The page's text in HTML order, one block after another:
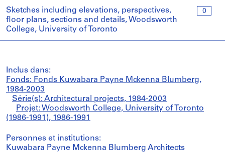
0
Sketches including elevations, perspectives,
floor plans, sections and details, Woodsworth
College, University of Toronto
Inclus dans:
Fonds: Fonds Kuwabara Payne Mckenna Blumberg,
1984-2003
Série(s): Architectural projects, 1984-2003
Projet: Woodsworth College, University of Toronto
(1986-1991), 1986-1991
Personnes et institutions:
Kuwabara Payne Mckenna Blumberg Architects